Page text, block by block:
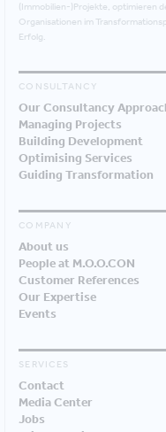
(Immobilien-)Projekte, optimieren
Organisationen im
Erfolg.
CONSULTANCY
Our Consultancy
Managing Projects
Building Development
Optimising Services
Guiding Transformation
COMPANY
About us
People at M.O.O.CON
Customer References
Our Expertise
Events
SERVICES
Contact
Media Center
Jobs